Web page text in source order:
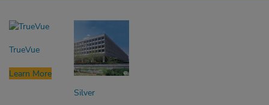
TrueVue
Learn More
Silver